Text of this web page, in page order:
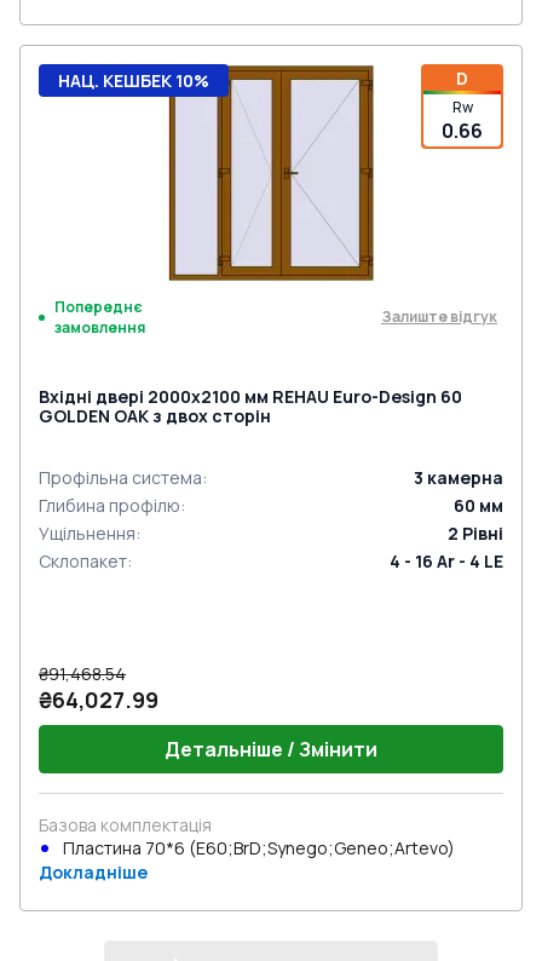
D
Rw
0.66
НАЦ. КЕШБЕК 10%
Попереднє
замовлення
Залиште відгук
Вхідні двері 2000x2100 мм REHAU Euro-Design 60
GOLDEN OAK з двох сторін
Профільна система: 3 камерна
Глибина профілю: 60 мм
Ущільнення: 2 Рівні
Склопакет: 4 - 16 Ar - 4 LE
₴91,468.54
₴64,027.99
Детальніше / Змінити
Базова комплектація
Пластина 70*6 (E60;BrD;Synego;Geneo;Artevo)
Докладніше